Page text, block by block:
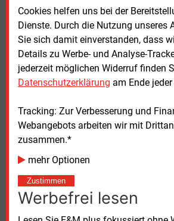
Cookies helfen uns bei der
Dienste. Durch die Nutzung unseres
Sie sich damit einverstanden, dass
Details zu Werbe- und Analyse-
jederzeit möglichen Widerruf finden
Datenschutzerklärung am Ende
Tracking: Zur Verbesserung und
Webangebots arbeiten wir mit
zusammen.*
mehr Optionen
Zustimmen
Werbefrei lesen
erschließen. Die klimaneutrale
wolle er möglichst ohne Importe
Blick hat er dabei den Ausbau
Erzeugungsanlagen und
Den Privatkunden möchte der
Angebote wie Dachsolaranlagen
Damit würden die ESM über die
Strom- und Wärmelieferanten
Volker Stephan
© 2026 Energie & Management GmbH